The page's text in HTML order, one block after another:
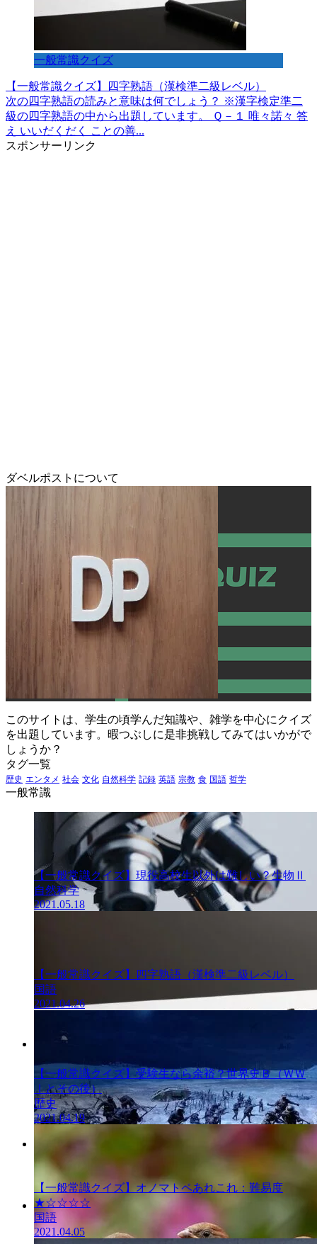
一般常識クイズ
【一般常識クイズ】四字熟語（漢検準二級レベル）
次の四字熟語の読みと意味は何でしょう？ ※漢字検定準二
級の四字熟語の中から出題しています。 Ｑ－１ 唯々諾々 答
え いいだくだく ことの善...
スポンサーリンク
ダベルポストについて
このサイトは、学生の頃学んだ知識や、雑学を中心にクイズ
を出題しています。暇つぶしに是非挑戦してみてはいかがで
しょうか？
タグ一覧
歴史 エンタメ 社会 文化 自然科学 記録 英語 宗教 食 国語 哲学
一般常識
ズ
【一般常識クイズ】現役高校生以外は難しい？生物Ⅱ
自然科学
2021.05.18
一般常識クイ
【一般常識クイズ】四字熟語（漢検準二級レベル）
国語
2021.04.26
一般常識クイ
ズ
【一般常識クイズ】受験生なら余裕？世界史Ｂ（ＷＷ
Ⅰとその後）
歴史
2021.04.19
【一般常識クイズ】オノマトペあれこれ：難易度
★☆☆☆☆
国語
2021.04.05